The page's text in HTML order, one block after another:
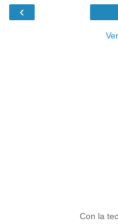
‹
Con la